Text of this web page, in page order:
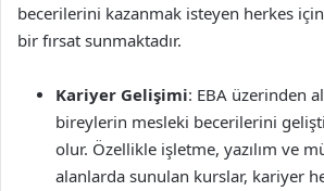
becerilerini kazanmak isteyen herkes
bir fırsat sunmaktadır.
Kariyer Gelişimi: EBA üzerinden
bireylerin mesleki becerilerini
olur. Özellikle işletme, yazılım ve
alanlarda sunulan kurslar, kariyer